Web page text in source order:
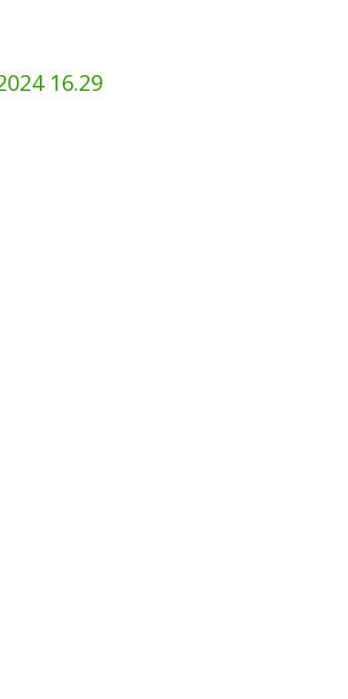
16.29